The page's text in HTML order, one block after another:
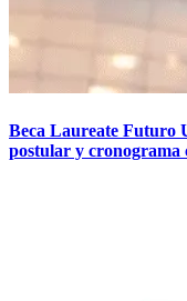
Beca Laureate Futuro
postular y cronograma